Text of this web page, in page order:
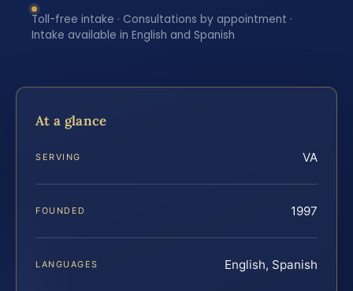
Toll-free intake · Consultations by appointment ·
Intake available in English and Spanish
At a glance
SERVING VA
FOUNDED 1997
LANGUAGES English, Spanish